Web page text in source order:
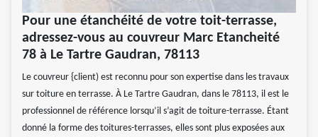
Pour une étanchéité de votre toit-terrasse,
adressez-vous au couvreur Marc Etancheité
78 à Le Tartre Gaudran, 78113
Le couvreur {client) est reconnu pour son expertise dans les travaux
sur toiture en terrasse. À Le Tartre Gaudran, dans le 78113, il est le
professionnel de référence lorsqu’il s’agit de toiture-terrasse. Étant
donné la forme des toitures-terrasses, elles sont plus exposées aux